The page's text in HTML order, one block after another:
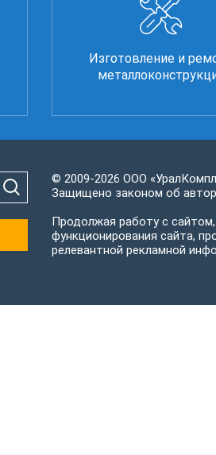
Изготовление и
© 2009-2026 ООО
Защищено законом об
Продолжая работу с
функционирования сайта,
релевантной рекламной